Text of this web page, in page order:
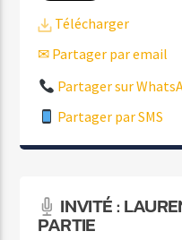
Télécharger
✉ Partager par email
Partager sur
Partager par SMS
INVITÉ :
PARTIE